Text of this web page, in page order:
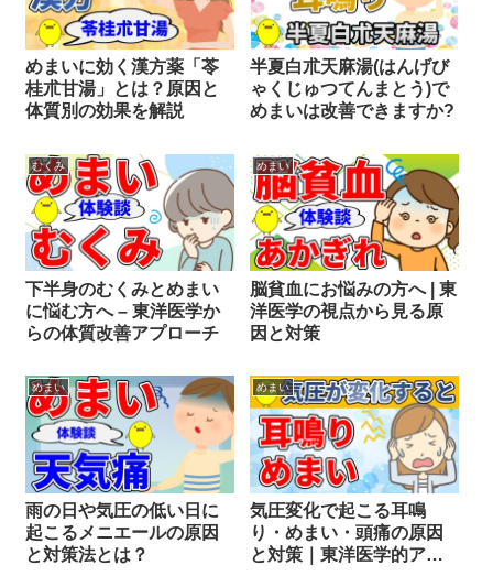
めまいに効く漢方薬「苓
桂朮甘湯」とは？原因と
体質別の効果を解説
半夏白朮天麻湯(はんげび
ゃくじゅつてんまとう)で
めまいは改善できますか?
むくみ
下半身のむくみとめまい
に悩む方へ – 東洋医学か
らの体質改善アプローチ
めまい
脳貧血にお悩みの方へ | 東
洋医学の視点から見る原
因と対策
めまい
雨の日や気圧の低い日に
起こるメニエールの原因
と対策法とは？
めまい
気圧変化で起こる耳鳴
り・めまい・頭痛の原因
と対策｜東洋医学的アプ